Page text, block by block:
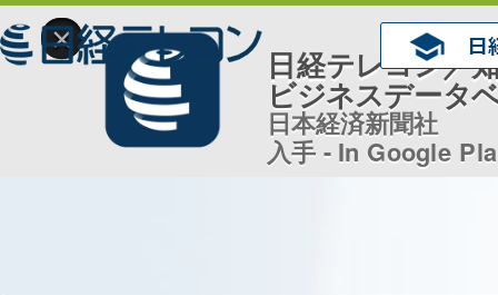
×
日経テレコン／
ビジネスデータ
日本経済新聞社
入手 - In Google